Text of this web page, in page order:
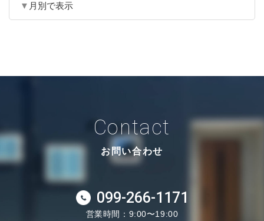
月別で表示
Contact
お問い合わせ
099-266-1171
営業時間：9:00〜19:00